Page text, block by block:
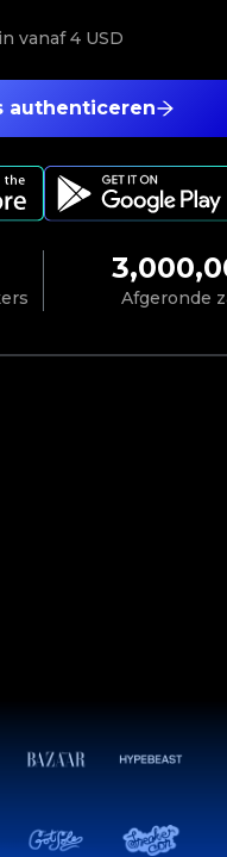
Afgeronde
authenticeren
vanaf4 USD